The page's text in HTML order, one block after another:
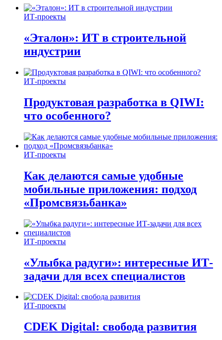
ИТ-проекты
«Эталон»: ИТ в строительной
индустрии
ИТ-проекты
Продуктовая разработка в QIWI:
что особенного?
ИТ-проекты
Как делаются самые удобные
мобильные приложения: подход
«Промсвязьбанка»
ИТ-проекты
«Улыбка радуги»: интересные ИТ-
задачи для всех специалистов
ИТ-проекты
CDEK Digital: свобода развития